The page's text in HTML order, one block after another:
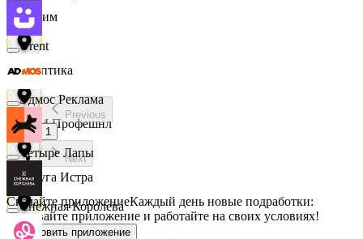
Архим
Асептика
АСМ Профешнл
Белуга Истра
Вайнер
Urent
Эдмос Реклама
Четыре Лапы
Снежная Королева
Previous
1
Next
Скачайте приложениеКаждый день новые подработки:
скачивайте приложение и работайте на своих условиях!
Установить приложение